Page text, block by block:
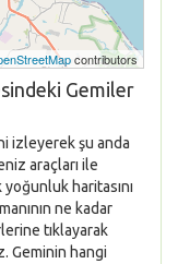
contributors
Gemiler
izleyerek şu anda
araçları ile
haritasını
ne kadar
tıklayarak
Geminin hangi